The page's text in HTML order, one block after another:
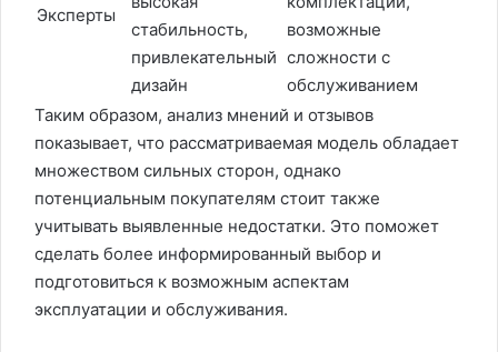
Эксперты
стабильность,
привлекательный
дизайн
возможные
сложности с
обслуживанием
Таким образом, анализ мнений и отзывов
показывает, что рассматриваемая модель обладает
множеством сильных сторон, однако
потенциальным покупателям стоит также
учитывать выявленные недостатки. Это поможет
сделать более информированный выбор и
подготовиться к возможным аспектам
эксплуатации и обслуживания.